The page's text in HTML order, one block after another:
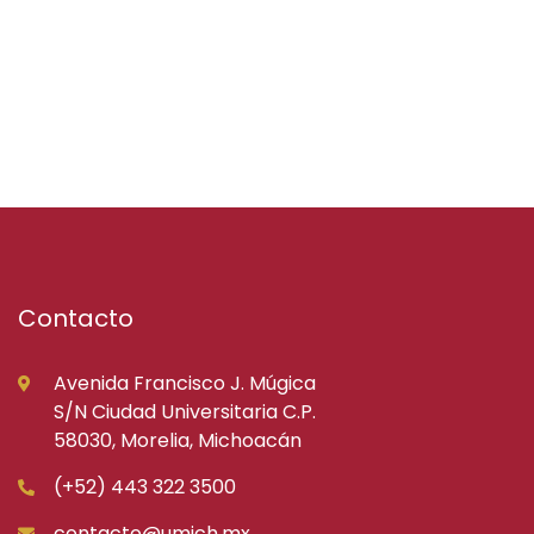
Contacto
Avenida Francisco J. Múgica
S/N Ciudad Universitaria C.P.
58030, Morelia, Michoacán
(+52) 443 322 3500